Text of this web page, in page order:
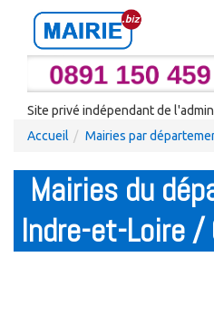
Site privé indépendant de
Accueil
Mairies par
Mairies du
Indre-et-Loire /